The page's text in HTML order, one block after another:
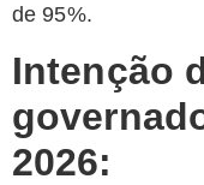
de 95%.
Intenção
2026: